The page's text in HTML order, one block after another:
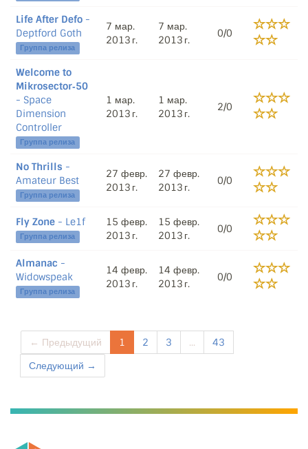
Life After Defo -
Deptford Goth
Группа релиза
7 мар.
2013 г.
7 мар.
2013 г.
0/0
Welcome to
Mikrosector‐50
- Space
Dimension
Controller
Группа релиза
1 мар.
2013 г.
1 мар.
2013 г.
2/0
No Thrills -
Amateur Best
Группа релиза
27 февр.
2013 г.
27 февр.
2013 г.
0/0
Fly Zone - Le1f
Группа релиза
15 февр.
2013 г.
15 февр.
2013 г.
0/0
Almanac -
Widowspeak
Группа релиза
14 февр.
2013 г.
14 февр.
2013 г.
0/0
← Предыдущий 1 2 3 ...
43
Следующий →